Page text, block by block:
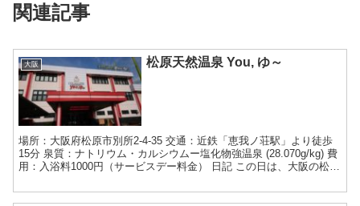
関連記事
大阪 松原天然温泉 You, ゆ～
場所：大阪府松原市別所2-4-35 交通：近鉄「恵我ノ荘駅」より徒歩
15分 泉質：ナトリウム・カルシウムー塩化物強温泉 (28.070g/kg) 費
用：入浴料1000円（サービスデー料金） 日記 この日は、大阪の松原